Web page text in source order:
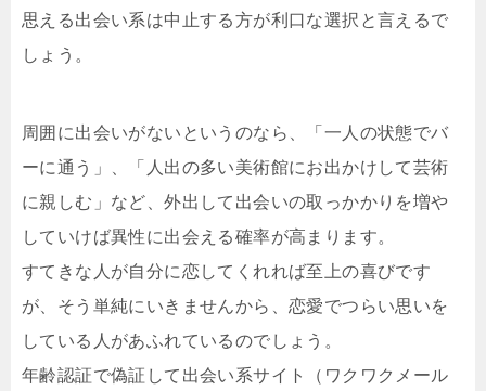
思える出会い系は中止する方が利口な選択と言えるで
しょう。
周囲に出会いがないというのなら、「一人の状態でバ
ーに通う」、「人出の多い美術館にお出かけして芸術
に親しむ」など、外出して出会いの取っかかりを増や
していけば異性に出会える確率が高まります。
すてきな人が自分に恋してくれれば至上の喜びです
が、そう単純にいきませんから、恋愛でつらい思いを
している人があふれているのでしょう。
年齢認証で偽証して出会い系サイト（ワクワクメール